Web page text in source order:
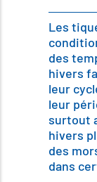
Les
des
hivers
leur
leur
surtout
hivers
des
dans